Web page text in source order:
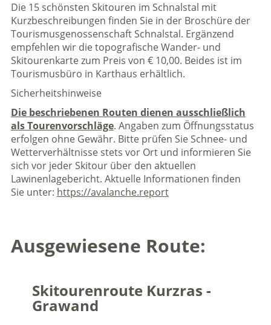
Die 15 schönsten Skitouren im Schnalstal mit
Kurzbeschreibungen finden Sie in der Broschüre der
Tourismusgenossenschaft Schnalstal. Ergänzend
empfehlen wir die topografische Wander- und
Skitourenkarte zum Preis von € 10,00. Beides ist im
Tourismusbüro in Karthaus erhältlich.
Sicherheitshinweise
Die beschriebenen Routen dienen ausschließlich
als Tourenvorschläge. Angaben zum Öffnungsstatus
erfolgen ohne Gewähr. Bitte prüfen Sie Schnee- und
Wetterverhältnisse stets vor Ort und informieren Sie
sich vor jeder Skitour über den aktuellen
Lawinenlagebericht. Aktuelle Informationen finden
Sie unter: https://avalanche.report
Ausgewiesene Route:
Skitourenroute Kurzras -
Grawand